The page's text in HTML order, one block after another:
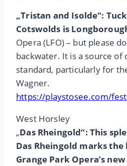
„Tristan and Isolde“:
Cotswolds is
Opera (LFO) – but please
backwater. It is a source of
standard, particularly for
Wagner.
https://playstosee.com/
West Horsley
„Das Rheingold“: This
Das Rheingold marks
Grange Park Opera’s